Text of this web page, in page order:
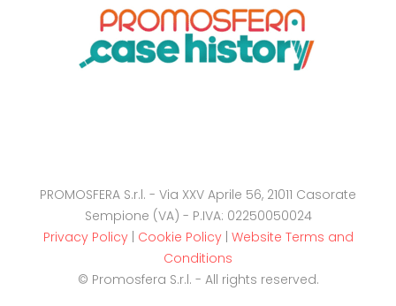
PROMOSFERA S.r.l. - Via XXV Aprile 56, 21011 Casorate
Sempione (VA) - P.IVA: 02250050024
Privacy Policy| Cookie Policy| Website Terms and
Conditions
© Promosfera S.r.l. - All rights reserved.